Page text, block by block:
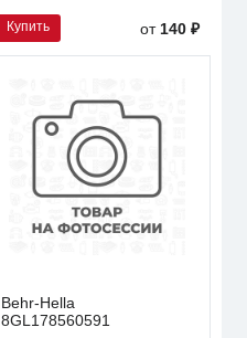
Купить от 140 ₽
Behr-Hella
8GL178560591